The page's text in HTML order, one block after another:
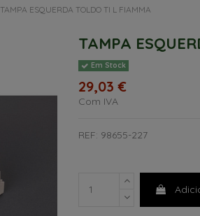
TAMPA ESQUERDA TOLDO TI L FIAMMA
TAMPA
Em Stock
29,03 €
Com IVA
REF: 98655-227